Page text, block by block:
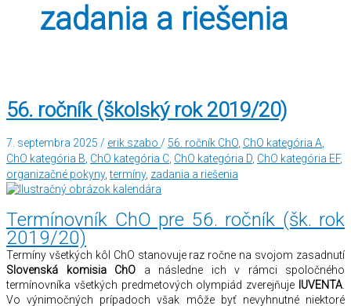
zadania a riešenia
56. ročník (školský rok 2019/20)
7. septembra 2025 / erik.szabo / 56. ročník ChO ChO kategória A
ChO kategória B ChO kategória C ChO kategória D ChO kategória EF,
organizačné pokyny,termíny, zadania a riešenia
Termínovník ChO pre 56. ročník (šk. rok
2019/20)
Termíny všetkých kôl ChO stanovuje raz ročne na svojom zasadnutí
Slovenská komisia ChO a následne ich v rámci spoločného
termínovníka všetkých predmetových olympiád zverejňuje IUVENTA
Vo výnimočných prípadoch však môže byť nevyhnutné niektoré